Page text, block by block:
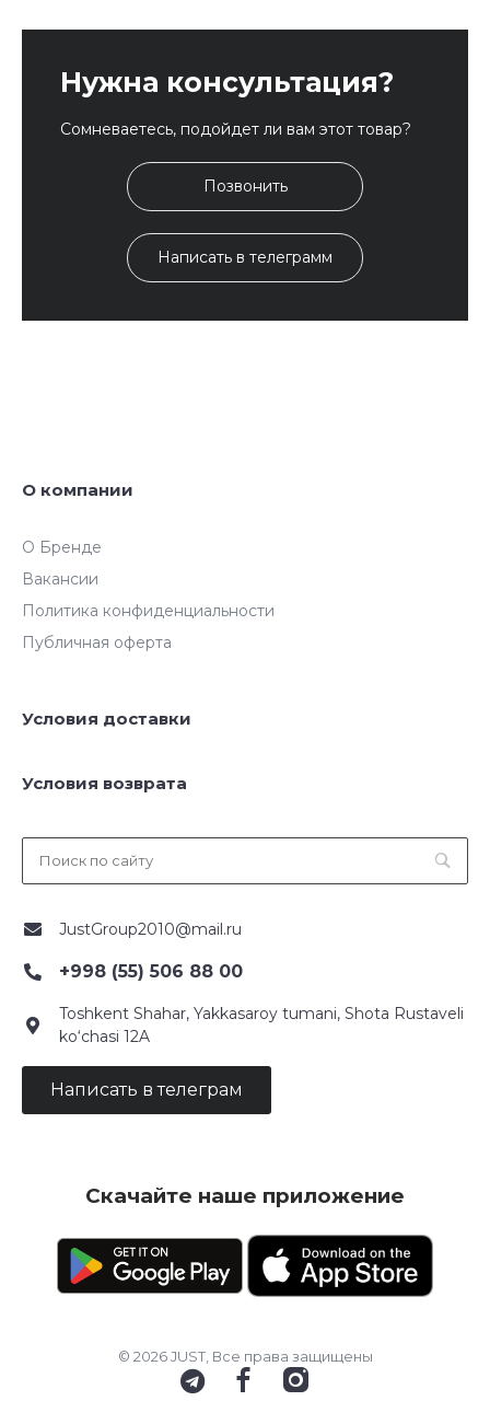
Нужна консультация?
Сомневаетесь, подойдет ли вам этот товар?
Позвонить
Написать в телеграмм
О компании
О Бренде
Вакансии
Политика конфиденциальности
Публичная оферта
Условия доставки
Условия возврата
JustGroup2010@mail.ru
+998 (55) 506 88 00
Toshkent Shahar, Yakkasaroy tumani, Shota Rustaveli
ko‘chasi 12A
Написать в телеграм
Скачайте наше приложение
© 2026 JUST, Все права защищены